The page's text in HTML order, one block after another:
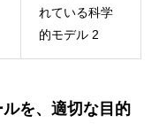
れている科学
的モデル 2
を、適切な目的